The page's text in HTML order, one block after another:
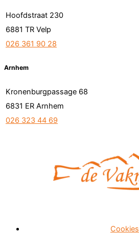
Hoofdstraat 230
6881 TR Velp
026 361 90 28
Arnhem
Kronenburgpassage 68
6831 ER Arnhem
026 323 44 69
Cookies